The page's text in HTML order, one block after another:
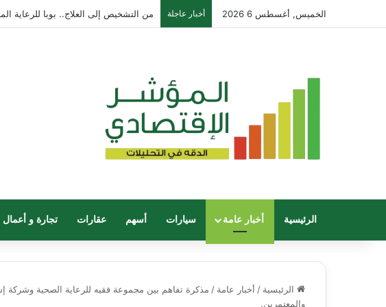
الخميس, أغسطس 6 2026 أخبار عاجلة Galaxy Z Fold8 Ultra: استوديو ابداعي متكامل يطوى في جيبك
الرئيسية أخبار عامة سيارات أسهم عقارات تجارة و أعمال
الرئيسية / أخبار عامة / مذكرة تفاهم بين مجموعة فقيه للرعاية الصحية وشركة
والمعتمرين.